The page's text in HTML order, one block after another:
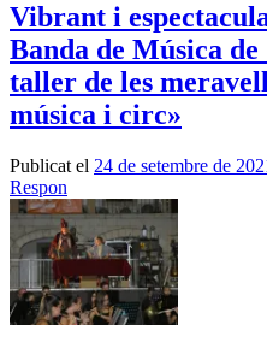
Vibrant i
Banda de Música
taller de les
música i circ»
Publicat el 24 de setembre de
Respon